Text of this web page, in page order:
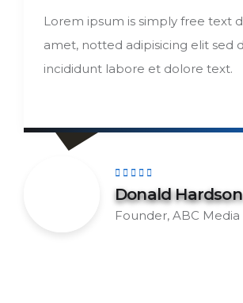
Lorem ipsum is simply free text dolor
amet, notted adipisicing elit sed do
incididunt labore et dolore text.
Donald Hardson
Founder, ABC Media